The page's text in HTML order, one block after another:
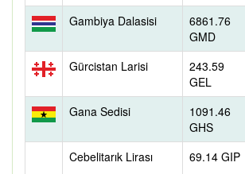
Gambiya Dalasisi
6861.76
GMD
Gürcistan Larisi
243.59
GEL
Gana Sedisi
1091.46
GHS
Cebelitarık Lirası
69.14 GIP